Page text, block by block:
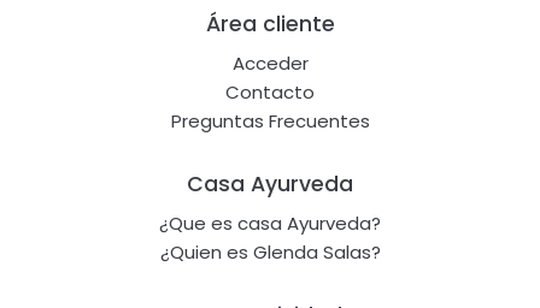
Área cliente
Acceder
Contacto
Preguntas Frecuentes
Casa Ayurveda
¿Que es casa Ayurveda?
¿Quien es Glenda Salas?